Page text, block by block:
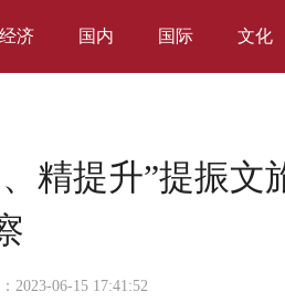
经济 国内 国际 文化
精提升”提振文
2023-06-15 17:41:52